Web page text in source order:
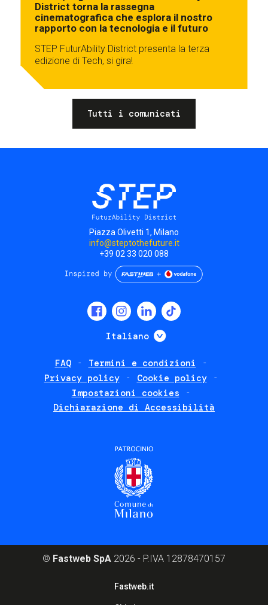
District torna la rassegna
cinematografica che esplora il nostro
rapporto con la tecnologia e il futuro
STEP FuturAbility District presenta la terza
edizione di Tech, si gira!
Tutti i comunicati
Piazza Olivetti 1, Milano
info@steptothefuture.it
+39 02 33 020 088
Italiano Mostra ulteriori
FAQ
Termini e condizioni
Privacy policy
Cookie policy
Impostazioni cookies
Dichiarazione di Accessibilità
© Fastweb SpA 2026 - P.IVA 12878470157
Fastweb.it